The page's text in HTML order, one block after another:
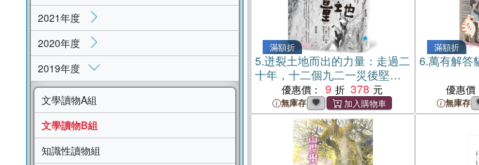
2021年度
2020年度
2019年度
文學讀物A組
文學讀物B組
知識性讀物組
滿額折
5.迸裂土地而出的力量：走過二
十年，十二個九二一災後堅持
至今的故事
優惠價： 9 378
無庫存
滿額折
6.萬有解答
優惠價
無庫存